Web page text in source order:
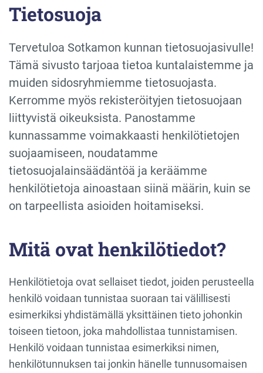
Tietosuoja
Tervetuloa Sotkamon kunnan tietosuojasivulle!
Tämä sivusto tarjoaa tietoa kuntalaistemme ja
muiden sidosryhmiemme tietosuojasta.
Kerromme myös rekisteröityjen tietosuojaan
liittyvistä oikeuksista. Panostamme
kunnassamme voimakkaasti henkilötietojen
suojaamiseen, noudatamme
tietosuojalainsäädäntöä ja keräämme
henkilötietoja ainoastaan siinä määrin, kuin se
on tarpeellista asioiden hoitamiseksi.
Mitä ovat henkilötiedot?
Henkilötietoja ovat sellaiset tiedot, joiden perusteella
henkilö voidaan tunnistaa suoraan tai välillisesti
esimerkiksi yhdistämällä yksittäinen tieto johonkin
toiseen tietoon, joka mahdollistaa tunnistamisen.
Henkilö voidaan tunnistaa esimerkiksi nimen,
henkilötunnuksen tai jonkin hänelle tunnusomaisen